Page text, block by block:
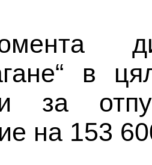
в
за
на 153